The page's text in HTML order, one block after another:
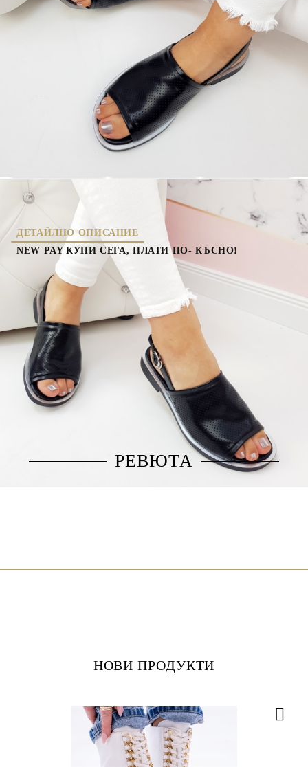
МАТЕРИАЛ СТЕЛКА:
ЕКО КОЖА
ВИСОЧИНА ПЛАТФОРМА:
ДЕТАЙЛНО ОПИСАНИЕ
NEW PAY КУПИ СЕГА, ПЛАТИ ПО- КЪСНО!
Представяме Ви, нов модел дамски ежедневни сандали Eliza на
мека и комфортна стелка, изработени изцяло от висококачествена
еко кожа.
Какво получавате от Morani?
1.Реални снимки без обработване!
2.Получавате това, което виждате на снимката, гарантираме Ви,
че модела на живо е още по-красив!
3.Гарантирано качество!
4.14 дни за размисъл!
5. Безпроблемно връщане и замяна!
6. Преглед и тест за всяка поръчка!
РЕВЮТА
НОВИ ПРОДУКТИ